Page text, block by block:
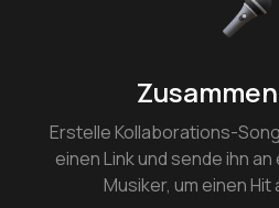
Erstelle Kollaborations-
einen Link und sende ihn
Musiker, um einen